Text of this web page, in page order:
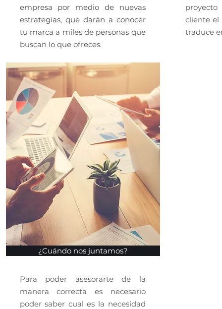
empresa por medio de nuevas
estrategias, que darán a conocer
tu marca a miles de personas que
buscan lo que ofreces.
cliente el
traduce
¿Cuándo nos juntamos?
Para poder asesorarte de la
manera correcta es necesario
poder saber cual es la necesidad